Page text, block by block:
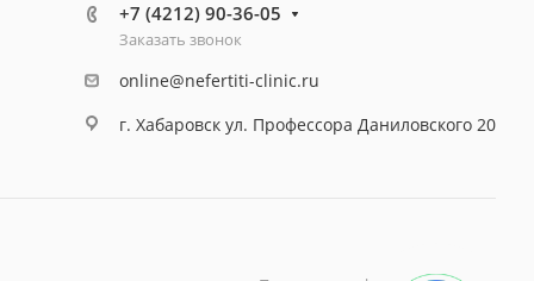
+7 (4212) 90-36-05
Заказать звонок
online@nefertiti-clinic.ru
г. Хабаровск ул. Профессора Даниловского 20